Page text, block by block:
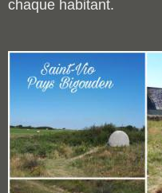
chaque habitant.